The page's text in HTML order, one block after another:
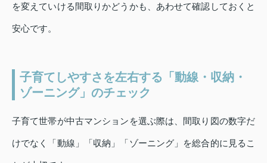
を変えていける間取りかどうかも、あわせて確認しておくと
安心です。
子育てしやすさを左右する「動線・収納・
ゾーニング」のチェック
子育て世帯が中古マンションを選ぶ際は、間取り図の数字だ
けでなく「動線」「収納」「ゾーニング」を総合的に見るこ